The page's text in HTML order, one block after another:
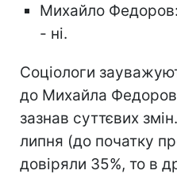
Михайло
- ні.
Соціологи
до Михайла
зазнав суттєвих
липня (до початку
довіряли 35%, то в